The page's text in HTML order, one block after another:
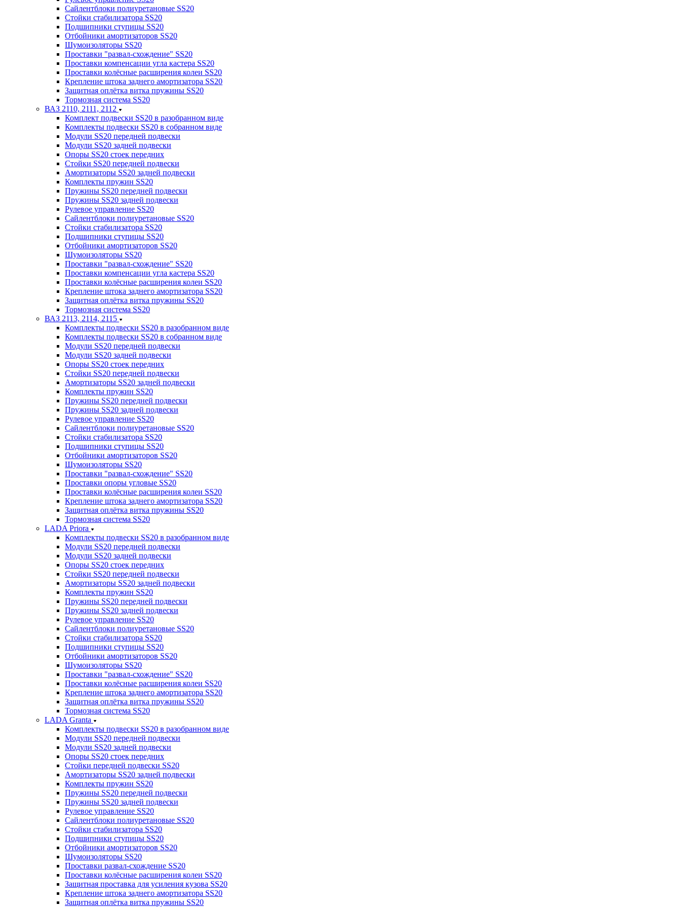
Сайлентблоки полиуретановые SS20
Стойки стабилизатора SS20
Подшипники ступицы SS20
Отбойники амортизаторов SS20
Шумоизоляторы SS20
Проставки "развал-схождение" SS20
Проставки компенсации угла кастера SS20
Проставки колёсные расширения колеи SS20
Крепление штока заднего амортизатора SS20
Защитная оплётка витка пружины SS20
Тормозная система SS20
ВАЗ 2110, 2111, 2112
Комплект подвески SS20 в разобранном виде
Комплекты подвески SS20 в собранном виде
Модули SS20 передней подвески
Модули SS20 задней подвески
Опоры SS20 стоек передних
Стойки SS20 передней подвески
Амортизаторы SS20 задней подвески
Комплекты пружин SS20
Пружины SS20 передней подвески
Пружины SS20 задней подвески
Рулевое управление SS20
Сайлентблоки полиуретановые SS20
Стойки стабилизатора SS20
Подшипники ступицы SS20
Отбойники амортизаторов SS20
Шумоизоляторы SS20
Проставки "развал-схождение" SS20
Проставки компенсации угла кастера SS20
Проставки колёсные расширения колеи SS20
Крепление штока заднего амортизатора SS20
Защитная оплётка витка пружины SS20
Тормозная система SS20
ВАЗ 2113, 2114, 2115
Комплекты подвески SS20 в разобранном виде
Комплекты подвески SS20 в собранном виде
Модули SS20 передней подвески
Модули SS20 задней подвески
Опоры SS20 стоек передних
Стойки SS20 передней подвески
Амортизаторы SS20 задней подвески
Комплекты пружин SS20
Пружины SS20 передней подвески
Пружины SS20 задней подвески
Рулевое управление SS20
Сайлентблоки полиуретановые SS20
Стойки стабилизатора SS20
Подшипники ступицы SS20
Отбойники амортизаторов SS20
Шумоизоляторы SS20
Проставки "развал-схождение" SS20
Проставки опоры угловые SS20
Проставки колёсные расширения колеи SS20
Крепление штока заднего амортизатора SS20
Защитная оплётка витка пружины SS20
Тормозная система SS20
LADA Priora
Комплекты подвески SS20 в разобранном виде
Модули SS20 передней подвески
Модули SS20 задней подвески
Опоры SS20 стоек передних
Стойки SS20 передней подвески
Амортизаторы SS20 задней подвески
Комплекты пружин SS20
Пружины SS20 передней подвески
Пружины SS20 задней подвески
Рулевое управление SS20
Сайлентблоки полиуретановые SS20
Стойки стабилизатора SS20
Подшипники ступицы SS20
Отбойники амортизаторов SS20
Шумоизоляторы SS20
Проставки "развал-схождение" SS20
Проставки колёсные расширения колеи SS20
Крепление штока заднего амортизатора SS20
Защитная оплётка витка пружины SS20
Тормозная система SS20
LADA Granta
Комплекты подвески SS20 в разобранном виде
Модули SS20 передней подвески
Модули SS20 задней подвески
Опоры SS20 стоек передних
Стойки передней подвески SS20
Амортизаторы SS20 задней подвески
Комплекты пружин SS20
Пружины SS20 передней подвески
Пружины SS20 задней подвески
Рулевое управление SS20
Сайлентблоки полиуретановые SS20
Стойки стабилизатора SS20
Подшипники ступицы SS20
Отбойники амортизаторов SS20
Шумоизоляторы SS20
Проставки развал-схождение SS20
Проставки колёсные расширения колеи SS20
Защитная проставка для усиления кузова SS20
Крепление штока заднего амортизатора SS20
Защитная оплётка витка пружины SS20